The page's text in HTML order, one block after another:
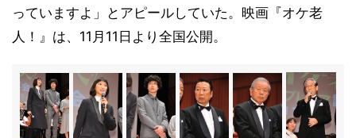
っていますよ」とアピールしていた。映画『オケ老
人！』は、11月11日より全国公開。